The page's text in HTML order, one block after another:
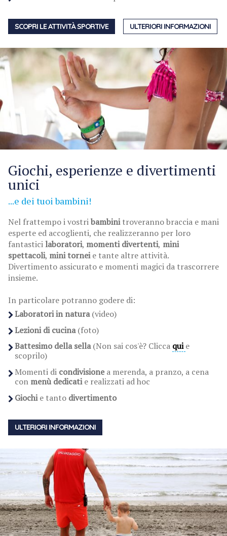
SCOPRI LE ATTIVITÀ SPORTIVE ULTERIORI INFORMAZIONI
Giochi, esperienze e divertimenti
unici
...e dei tuoi bambini!
Nel frattempo i vostribambinitroveranno braccia e mani
esperte ed accoglienti, che realizzeranno per loro
fantasticilaboratori, momenti divertenti, mini
spettacoli, mini torneie tante altre attività.
Divertimento assicurato e momenti magici da trascorrere
insieme.
In particolare potranno godere di:
Laboratori in natura(video)
Lezioni di cucina(foto)
Battesimo della sella(Non sai cos'è? Clicca quie
scoprilo)
Momenti di condivisionea merenda, a pranzo, a cena
con menù dedicatie realizzati ad hoc
Giochie tanto divertimento
ULTERIORI INFORMAZIONI